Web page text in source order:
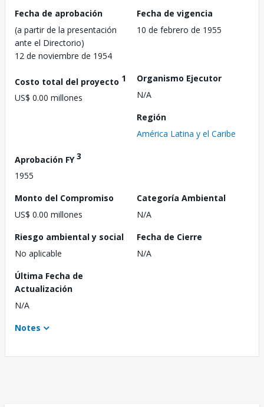
Fecha de aprobación
(a partir de la presentación
ante el Directorio)
12 de noviembre de 1954
Fecha de vigencia
10 de febrero de 1955
Costo total del proyecto 1
US$ 0.00 millones
Organismo Ejecutor
N/A
Región
América Latina y el Caribe
Aprobación FY3
1955
Monto del Compromiso
US$ 0.00 millones
Categoría Ambiental
N/A
Riesgo ambiental y social
No aplicable
Fecha de Cierre
N/A
Última Fecha de
Actualización
N/A
Notes